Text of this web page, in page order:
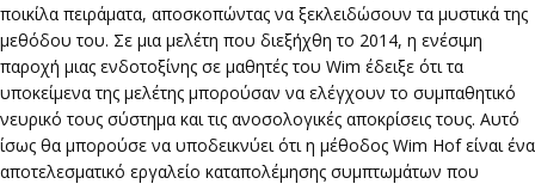
ποικίλα πειράματα, αποσκοπώντας να ξεκλειδώσουν τα μυστικά της
μεθόδου του. Σε μια μελέτη που διεξήχθη το 2014, η ενέσιμη
παροχή μιας ενδοτοξίνης σε μαθητές του Wim έδειξε ότι τα
υποκείμενα της μελέτης μπορούσαν να ελέγχουν το συμπαθητικό
νευρικό τους σύστημα και τις ανοσολογικές αποκρίσεις τους. Αυτό
ίσως θα μπορούσε να υποδεικνύει ότι η μέθοδος Wim Hof είναι ένα
αποτελεσματικό εργαλείο καταπολέμησης συμπτωμάτων που